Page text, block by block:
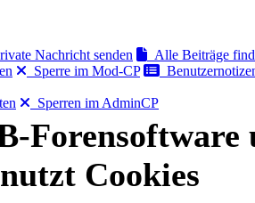
Nachricht senden
Alle Beiträge
Sperre im Mod-CP
Sperren im AdminCP
Cookies